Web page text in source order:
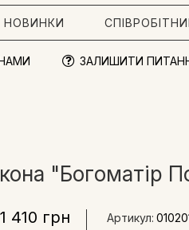
НОВИНКИ
ЗАЛИШИТИ
"Богоматір
410 грн Артикул: